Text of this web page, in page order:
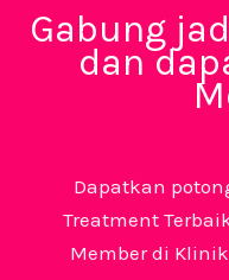
Gabung
dan
Dapatkan
Treatment
Member di